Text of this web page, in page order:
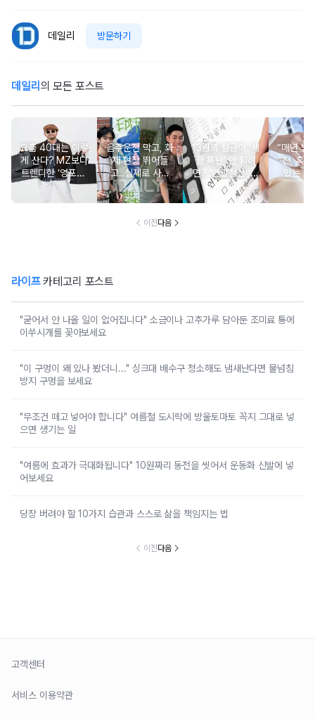
데일리 방문하기
데일리 의 모든 포스트
요즘 40대는 이렇
게 산다? MZ보다
트렌디한 ‘영포티’
분석
음주운전 막고, 화
재 현장 뛰어들
고..실제로 사람
구한 연예인 10
13월의 월급이 '세
금 폭탄' 안 되려
면? '연말정산' 핵
심 꿀팁 A to Z
“매년 받
진, 혹시
있는 건
요?”
이전다음
라이프카테고리 포스트
"굳어서 안 나올 일이 없어집니다" 소금이나 고추가루 담아둔 조미료 통에
이쑤시개를 꽂아보세요
"이 구멍이 왜 있나 봤더니..." 싱크대 배수구 청소해도 냄새난다면 물넘침
방지 구멍을 보세요
"무조건 떼고 넣어야 합니다" 여름철 도시락에 방울토마토 꼭지 그대로 넣
으면 생기는 일
"여름에 효과가 극대화됩니다" 10원짜리 동전을 씻어서 운동화 신발에 넣
어보세요
당장 버려야 할 10가지 습관과 스스로 삶을 책임지는 법
이전다음
고객센터
서비스 이용약관